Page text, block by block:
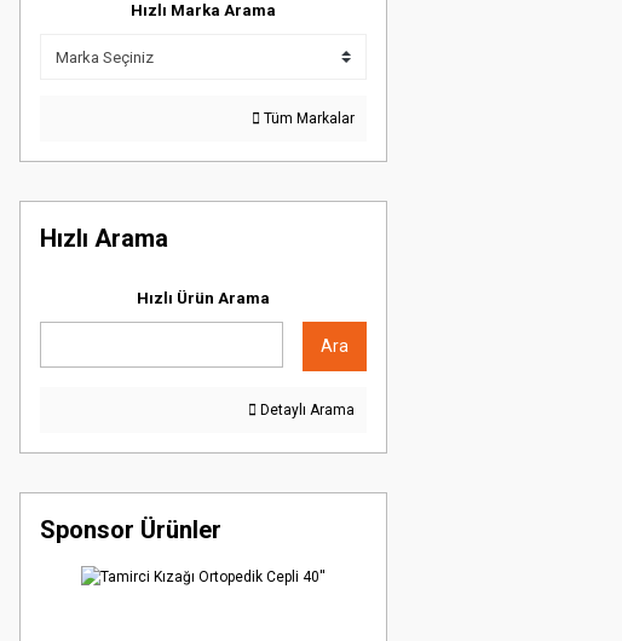
Hızlı Marka Arama
Tüm Markalar
Hızlı Arama
Hızlı Ürün Arama
Ara
Detaylı Arama
Sponsor Ürünler